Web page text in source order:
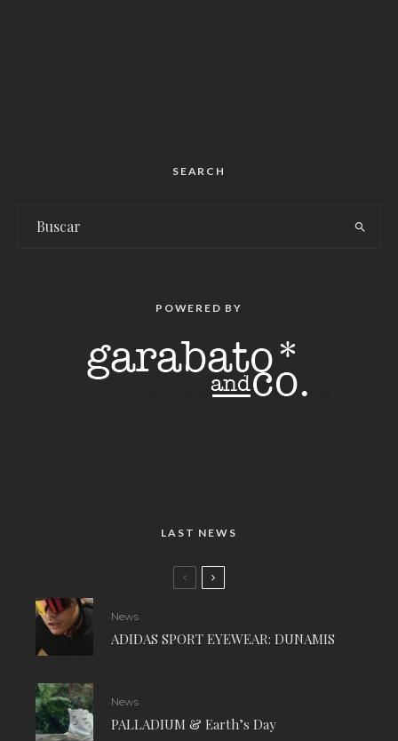
SEARCH
POWERED BY
LAST NEWS
News
ADIDAS SPORT EYEWEAR: DUNAMIS
News
PALLADIUM & Earth’s Day